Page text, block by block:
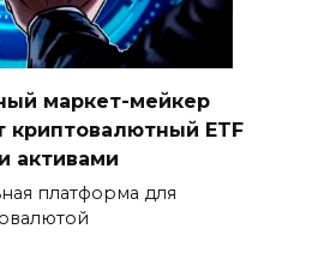
маркет-мейкер
криптовалютный ETF
активами
платформа для